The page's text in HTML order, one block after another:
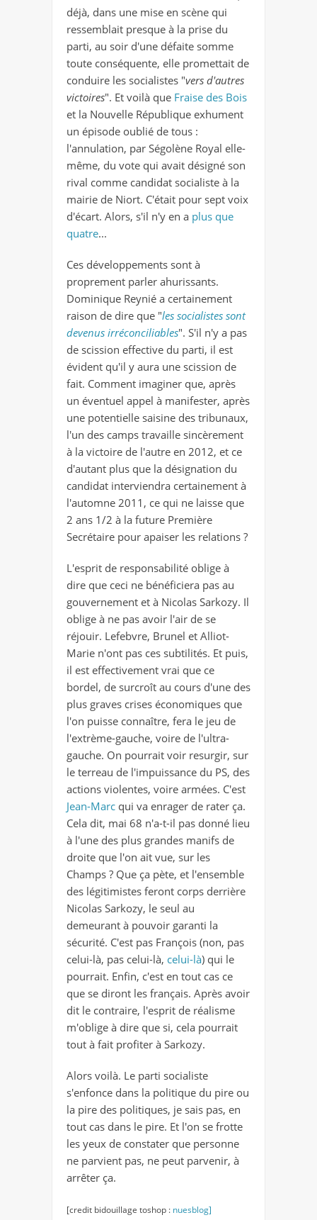
déjà, dans une mise en scène qui
ressemblait presque à la prise du
parti, au soir d'une défaite somme
toute conséquente, elle promettait de
conduire les socialistes "vers d'autres
victoires". Et voilà que Fraise des Bois
et la Nouvelle République exhument
un épisode oublié de tous :
l'annulation, par Ségolène Royal elle-
même, du vote qui avait désigné son
rival comme candidat socialiste à la
mairie de Niort. C'était pour sept voix
d'écart. Alors, s'il n'y en a plus que
quatre...
Ces développements sont à
proprement parler ahurissants.
Dominique Reynié a certainement
raison de dire que "les socialistes sont
devenus irréconciliables". S'il n'y a pas
de scission effective du parti, il est
évident qu'il y aura une scission de
fait. Comment imaginer que, après
un éventuel appel à manifester, après
une potentielle saisine des tribunaux,
l'un des camps travaille sincèrement
à la victoire de l'autre en 2012, et ce
d'autant plus que la désignation du
candidat interviendra certainement à
l'automne 2011, ce qui ne laisse que
2 ans 1/2 à la future Première
Secrétaire pour apaiser les relations ?
L'esprit de responsabilité oblige à
dire que ceci ne bénéficiera pas au
gouvernement et à Nicolas Sarkozy. Il
oblige à ne pas avoir l'air de se
réjouir. Lefebvre, Brunel et Alliot-
Marie n'ont pas ces subtilités. Et puis,
il est effectivement vrai que ce
bordel, de surcroît au cours d'une des
plus graves crises économiques que
l'on puisse connaître, fera le jeu de
l'extrème-gauche, voire de l'ultra-
gauche. On pourrait voir resurgir, sur
le terreau de l'impuissance du PS, des
actions violentes, voire armées. C'est
Jean-Marc qui va enrager de rater ça.
Cela dit, mai 68 n'a-t-il pas donné lieu
à l'une des plus grandes manifs de
droite que l'on ait vue, sur les
Champs ? Que ça pète, et l'ensemble
des légitimistes feront corps derrière
Nicolas Sarkozy, le seul au
demeurant à pouvoir garanti la
sécurité. C'est pas François (non, pas
celui-là, pas celui-là, celui-là) qui le
pourrait. Enfin, c'est en tout cas ce
que se diront les français. Après avoir
dit le contraire, l'esprit de réalisme
m'oblige à dire que si, cela pourrait
tout à fait profiter à Sarkozy.
Alors voilà. Le parti socialiste
s'enfonce dans la politique du pire ou
la pire des politiques, je sais pas, en
tout cas dans le pire. Et l'on se frotte
les yeux de constater que personne
ne parvient pas, ne peut parvenir, à
arrêter ça.
[credit bidouillage toshop : nuesblog]